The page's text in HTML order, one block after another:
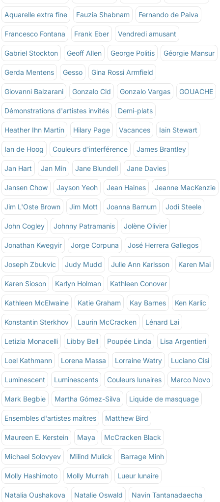
Aquarelle extra fine Fauzia Shabnam Fernando de Paiva
Francesco Fontana Frank Eber Vendredi amusant
Gabriel Stockton Geoff Allen George Politis Géorgie Mansur
Gerda Mentens Gesso Gina Rossi Armfield
Giovanni Balzarani Gonzalo Cid Gonzalo Vargas GOUACHE
Démonstrations d'artistes invités Demi-plats
Heather Ihn Martin Hilary Page Vacances Iain Stewart
Ian de Hoog Couleurs d'interférence James Brantley
Jan Hart Jan Min Jane Blundell Jane Davies
Jansen Chow Jayson Yeoh Jean Haines Jeanne MacKenzie
Jim L'Oste Brown Jim Mott Joanna Barnum Jodi Steele
John Cogley Johnny Patramanis Jolène Olivier
Jonathan Kwegyir Jorge Corpuna José Herrera Gallegos
Joseph Zbukvic Judy Mudd Julie Ann Karlsson Karen Mai
Karen Sioson Karlyn Holman Kathleen Conover
Kathleen McElwaine Katie Graham Kay Barnes Ken Karlic
Konstantin Sterkhov Laurin McCracken Lénard Lai
Letizia Monacelli Libby Bell Poupée Linda Lisa Argentieri
Loel Kathmann Lorena Massa Lorraine Watry Luciano Cisi
Luminescent Luminescents Couleurs lunaires Marco Novo
Mark Begbie Martha Gómez-Silva Liquide de masquage
Ensembles d'artistes maîtres Matthew Bird
Maureen E. Kerstein Maya McCracken Black
Michael Solovyev Milind Mulick Barrage Minh
Molly Hashimoto Molly Murrah Lueur lunaire
Natalia Oushakova Natalie Oswald Navin Tantanadaecha